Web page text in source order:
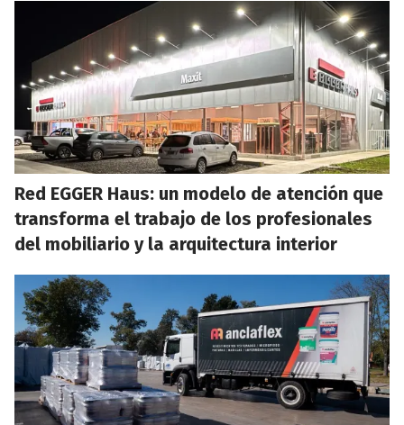
Red EGGER Haus: un modelo de atención que
transforma el trabajo de los profesionales
del mobiliario y la arquitectura interior